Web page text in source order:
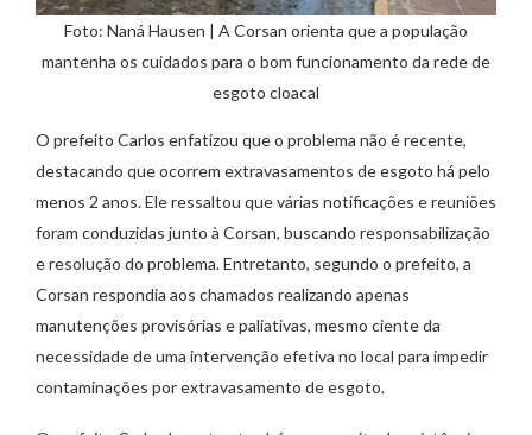
Foto: Naná Hausen | A Corsan orienta que a população
mantenha os cuidados para o bom funcionamento da rede de
esgoto cloacal
O prefeito Carlos enfatizou que o problema não é recente,
destacando que ocorrem extravasamentos de esgoto há pelo
menos 2 anos. Ele ressaltou que várias notificações e reuniões
foram conduzidas junto à Corsan, buscando responsabilização
e resolução do problema. Entretanto, segundo o prefeito, a
Corsan respondia aos chamados realizando apenas
manutenções provisórias e paliativas, mesmo ciente da
necessidade de uma intervenção efetiva no local para impedir
contaminações por extravasamento de esgoto.